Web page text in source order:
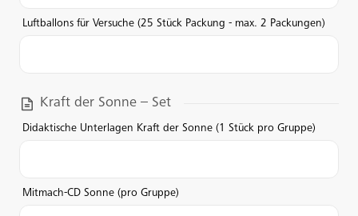
Luftballons für Versuche (25 Stück Packung - max. 2 Packungen)
Kraft der Sonne – Set
Didaktische Unterlagen Kraft der Sonne (1 Stück pro Gruppe)
Mitmach-CD Sonne (pro Gruppe)